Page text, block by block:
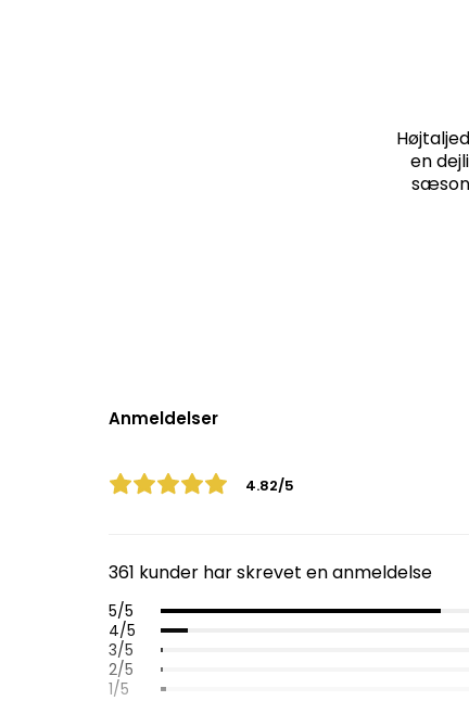
en
Anmeldelser
4.82/5
361 kunder har skrevet en anmeldelse
5/5
4/5
3/5
2/5
1/5